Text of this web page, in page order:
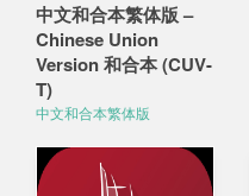
中文和合本繁体版 –
Chinese Union
Version 和合本 (CUV-
T)
中文和合本繁体版